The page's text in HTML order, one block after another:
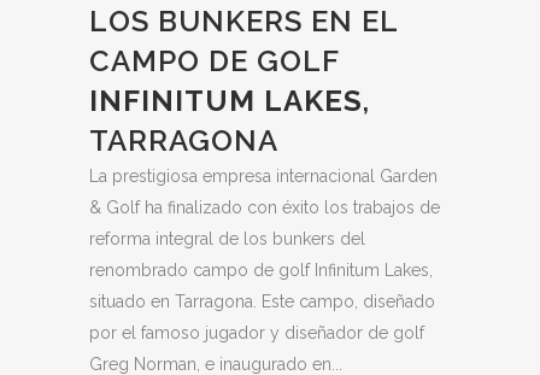
LOS BUNKERS EN EL
CAMPO DE GOLF
INFINITUM LAKES,
TARRAGONA
La prestigiosa empresa internacional Garden
& Golf ha finalizado con éxito los trabajos de
reforma integral de los bunkers del
renombrado campo de golf Infinitum Lakes,
situado en Tarragona. Este campo, diseñado
por el famoso jugador y diseñador de golf
Greg Norman, e inaugurado en...